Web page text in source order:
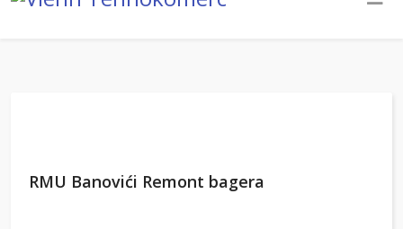
RMU Banovići Remont bagera